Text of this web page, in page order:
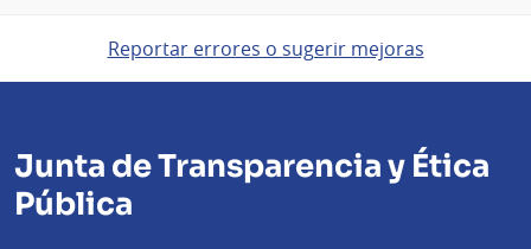
Reportar errores o sugerir mejoras
Junta de Transparencia y Ética
Pública